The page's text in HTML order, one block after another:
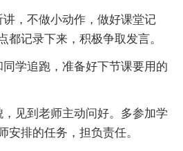
，不做小动作，做好课堂记
都记录下来，积极争取发言。
学追跑，准备好下节课要用的
见到老师主动问好。多参加学
安排的任务，担负责任。